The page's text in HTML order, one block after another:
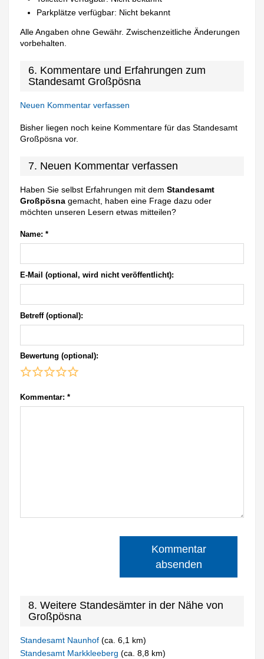
Parkplätze verfügbar: Nicht bekannt
Alle Angaben ohne Gewähr. Zwischenzeitliche Änderungen
vorbehalten.
6. Kommentare und Erfahrungen zum
Standesamt Großpösna
Neuen Kommentar verfassen
Bisher liegen noch keine Kommentare für das Standesamt
Großpösna vor.
7. Neuen Kommentar verfassen
Haben Sie selbst Erfahrungen mit demStandesamt
Großpösna gemacht, haben eine Frage dazu oder
möchten unseren Lesern etwas mitteilen?
Name: *
E-Mail (optional, wird nicht veröffentlicht):
Betreff (optional):
Bewertung (optional):
Kommentar: *
Kommentar
absenden
8. Weitere Standesämter in der Nähe von
Großpösna
Standesamt Naunhof(ca. 6,1 km)
Standesamt Markkleeberg(ca. 8,8 km)